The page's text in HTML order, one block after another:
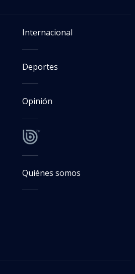
Internacional
Deportes
Opinión
Quiénes somos